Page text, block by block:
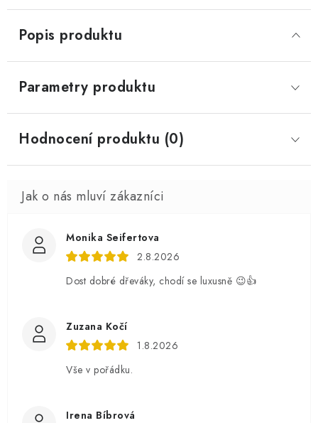
Popis produktu
Parametry produktu
Hodnocení produktu (0)
Monika Seifertova
2.8.2026
Dost dobré dřeváky, chodí se luxusně 😉👍
Zuzana Kočí
1.8.2026
Vše v pořádku.
Irena Bíbrová